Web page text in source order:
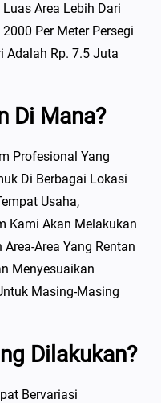
Area Lebih Dari
Per Meter Persegi
Adalah Rp. 7.5 Juta
Di Mana?
Profesional Yang
Di Berbagai Lokasi
Usaha,
Kami Akan Melakukan
Area Yang Rentan
Menyesuaikan
Masing-Masing
Dilakukan?
Bervariasi